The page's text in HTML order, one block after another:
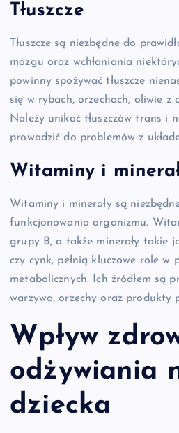
Tłuszcze
Tłuszcze są niezbędne do
mózgu oraz wchłaniania
powinny spożywać tłuszcze
się w rybach, orzechach, oliwie z
Należy unikać tłuszczów trans i
prowadzić do problemów z
Witaminy i
Witaminy i minerały są
funkcjonowania organizmu.
grupy B, a także minerały takie
czy cynk, pełnią kluczowe role w
metabolicznych. Ich źródłem są
warzywa, orzechy oraz produkty
Wpływ
odżywiania
dziecka